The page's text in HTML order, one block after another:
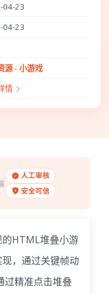
04-23
04-23
源 - 小游戏
情
人工审核
安全可信
HTML堆叠小游
，通过关键帧动
过精准点击堆叠